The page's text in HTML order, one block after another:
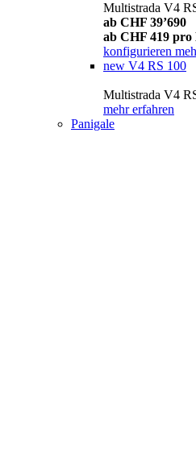
Multistrada V4
ab CHF 39’690
ab CHF 419
konfigurieren
new V4 RS 100
Multistrada V4
mehr erfahren
Panigale